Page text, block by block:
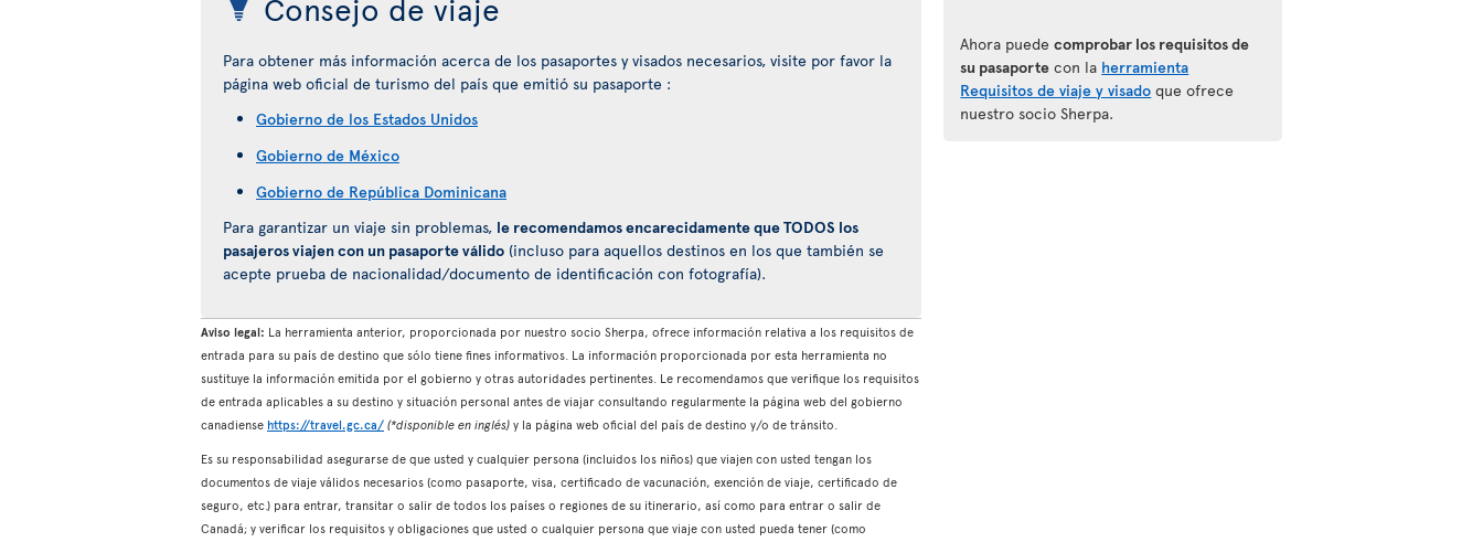
Para obtener más información acerca de los pasaportes y visados necesarios, visite por favor la
página web oficial de turismo del país que emitió su pasaporte :
Gobierno de los Estados Unidos
Gobierno de México
Gobierno de República Dominicana
Para garantizar un viaje sin problemas, le recomendamos encarecidamente que TODOS los
pasajeros viajen con un pasaporte válido (incluso para aquellos destinos en los que también se
acepte prueba de nacionalidad/documento de identificación con fotografía).
Aviso legal: La herramienta anterior, proporcionada por nuestro socio Sherpa, ofrece información relativa a los requisitos de
entrada para su país de destino que sólo tiene fines informativos. La información proporcionada por esta herramienta no
sustituye la información emitida por el gobierno y otras autoridades pertinentes. Le recomendamos que verifique los requisitos
de entrada aplicables a su destino y situación personal antes de viajar consultando regularmente la página web del gobierno
canadiense https://travel.gc.ca/ (*disponible en inglés) y la página web oficial del país de destino y/o de tránsito.
Es su responsabilidad asegurarse de que usted y cualquier persona (incluidos los niños) que viajen con usted tengan los
documentos de viaje válidos necesarios (como pasaporte, visa, certificado de vacunación, exención de viaje, certificado de
seguro, etc.) para entrar, transitar o salir de todos los países o regiones de su itinerario, así como para entrar o salir de
Canadá; y verificar los requisitos y obligaciones que usted o cualquier persona que viaje con usted pueda tener (como
Ahora puedecomprobar los requisitos de
su pasaporte con la herramienta
Requisitos de viaje y visado que ofrece
nuestro socio Sherpa.